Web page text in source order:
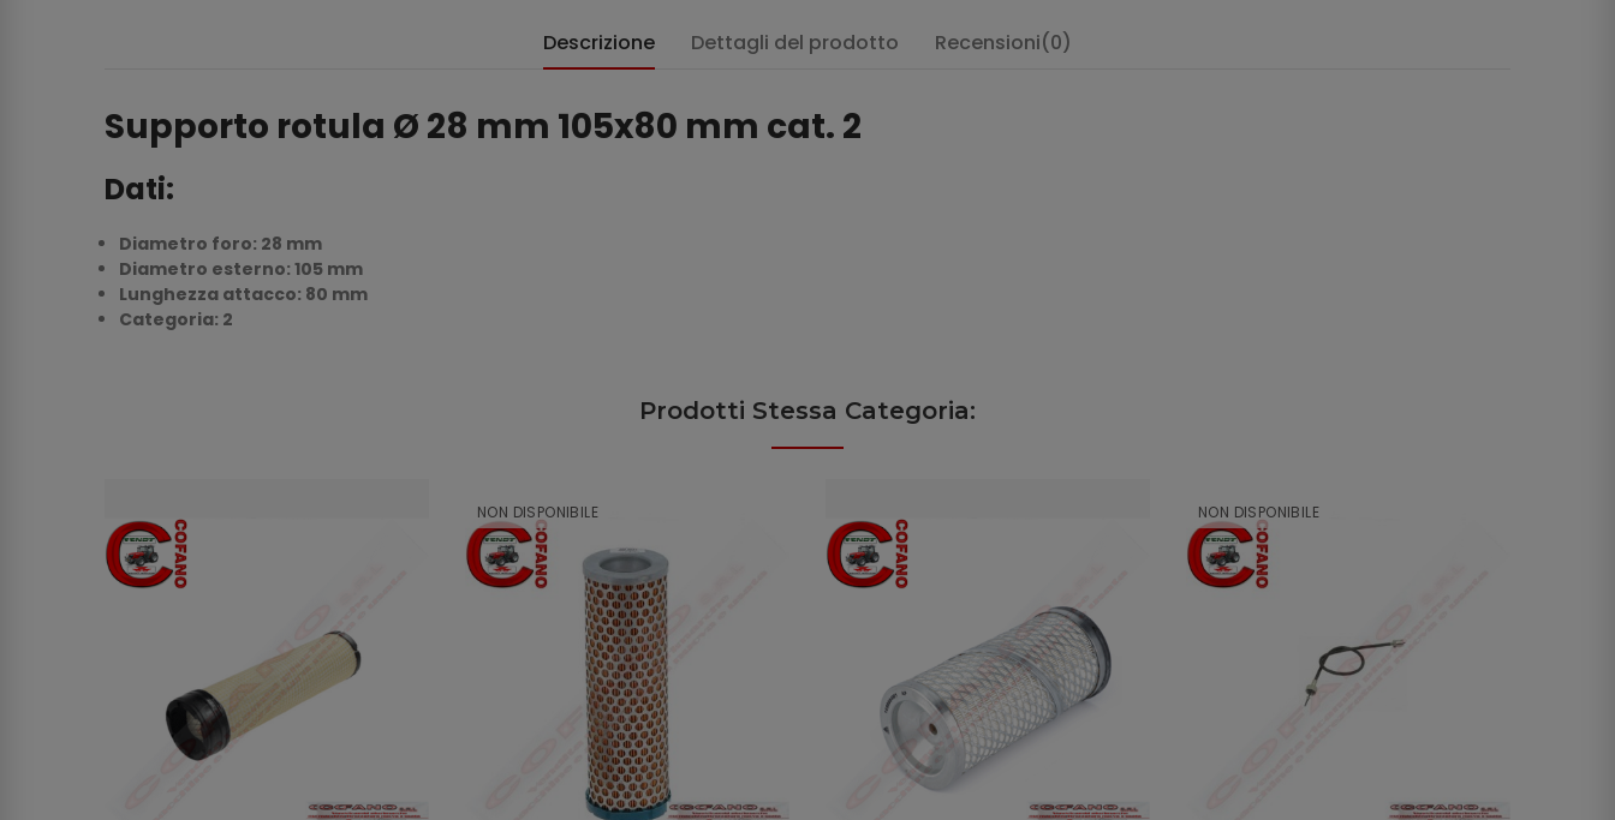
Descrizione Dettagli del prodotto Recensioni(0)
Supporto rotula Ø 28 mm 105x80 mm cat. 2
Dati:
Diametro foro: 28 mm
Diametro esterno: 105 mm
Lunghezza attacco: 80 mm
Categoria: 2
Prodotti Stessa Categoria:
NON DISPONIBILE NON DISPONIBILE